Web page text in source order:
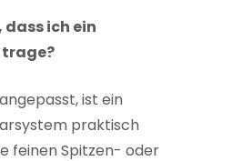
dass ich ein
ist ein
praktisch
feinen Spitzen- oder